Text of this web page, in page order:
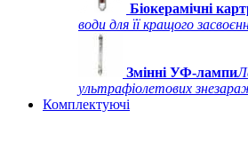
Біокерамічні
води для її кращого
Змінні УФ-лампи
ультрафіолетових
Комплектуючі